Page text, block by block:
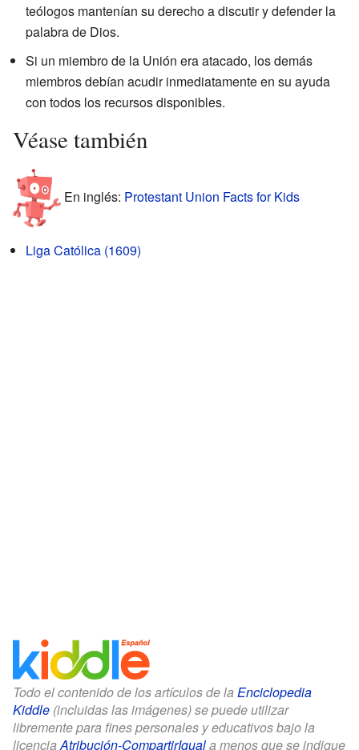
teólogos mantenían su derecho a discutir y defender la
palabra de Dios.
Si un miembro de la Unión era atacado, los demás
miembros debían acudir inmediatamente en su ayuda
con todos los recursos disponibles.
Véase también
En inglés: Protestant Union Facts for Kids
Liga Católica (1609)
Todo el contenido de los artículos de la Enciclopedia
Kiddle (incluidas las imágenes) se puede utilizar
libremente para fines personales y educativos bajo la
licenciaAtribución-CompartirIguala menos que se indique